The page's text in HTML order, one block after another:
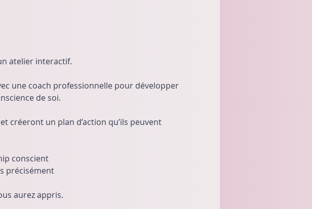
atelier interactif.
une coach professionnelle pour développer
de soi.
créeront un plan d’action qu’ils peuvent
conscient
précisément
aurez appris.